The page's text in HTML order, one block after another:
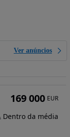
Ver anúncios
169 000 EUR
Dentro da média